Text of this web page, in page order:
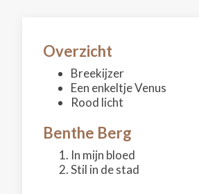
Overzicht
Breekijzer
Een enkeltje Venus
Rood licht
Benthe Berg
In mijn bloed
Stil in de stad